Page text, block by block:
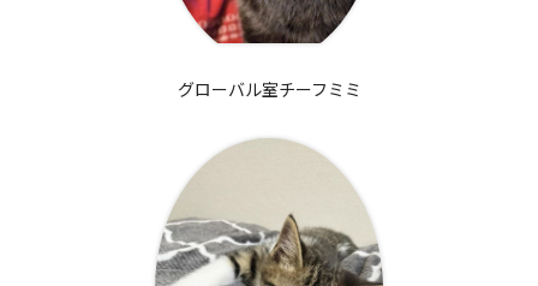
グローバル室チーフミミ